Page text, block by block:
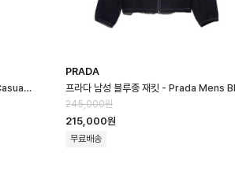
디올 남성 캐쥬얼 재킷 - Dior Mens Casual Jacket - dic16662x
PRADA
245,000원
215,000원
무료배송